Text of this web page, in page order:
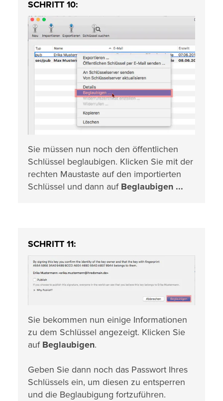
SCHRITT 10:
Sie müssen nun noch den öffentlichen
Schlüssel beglaubigen. Klicken Sie mit der
rechten Maustaste auf den importierten
Schlüssel und dann auf Beglaubigen ...
SCHRITT 11:
Sie bekommen nun einige Informationen
zu dem Schlüssel angezeigt. Klicken Sie
auf Beglaubigen.
Geben Sie dann noch das Passwort Ihres
Schlüssels ein, um diesen zu entsperren
und die Beglaubigung fortzuführen.